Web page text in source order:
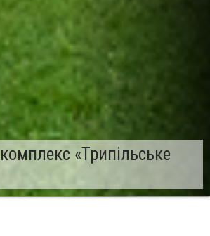
«Трипільське